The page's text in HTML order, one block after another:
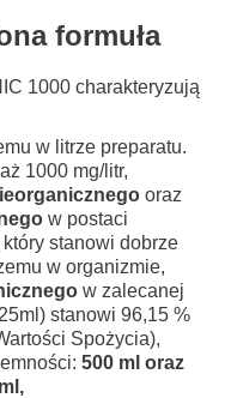
formuła
1000 charakteryzują
w litrze preparatu.
1000 mg/litr,
oraz
w postaci
stanowi dobrze
w organizmie,
w zalecanej
stanowi 96,15 %
Spożycia),
500 ml oraz